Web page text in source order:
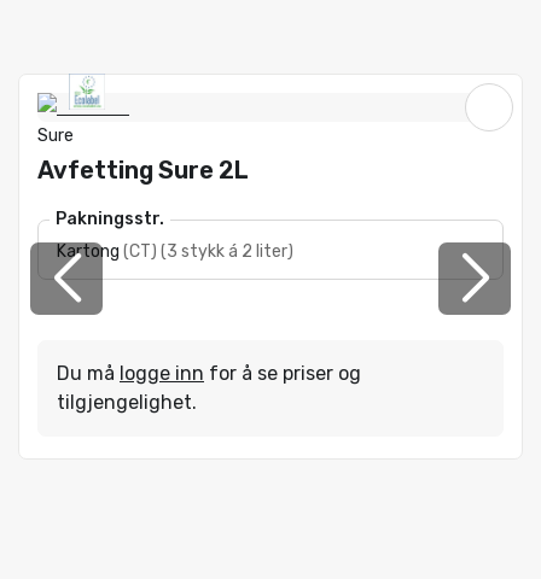
Sure
Avfetting Sure 2L
Pakningsstr.
Kartong (CT) (3 stykk á 2 liter)
Du må logge inn for å se priser og
tilgjengelighet.